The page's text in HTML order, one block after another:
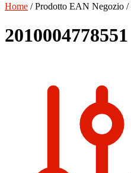
Home /Prodotto EAN Negozio /
2010004778551